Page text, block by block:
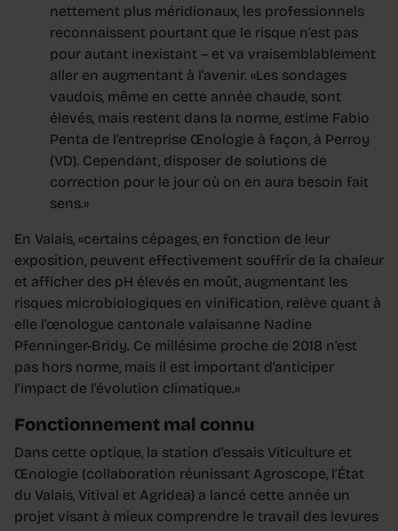
nettement plus méridionaux, les professionnels
reconnaissent pourtant que le risque n’est pas
pour autant inexistant – et va vraisemblablement
aller en augmentant à l’avenir. «Les sondages
vaudois, même en cette année chaude, sont
élevés, mais restent dans la norme, estime Fabio
Penta de l’entreprise Œnologie à façon, à Perroy
(VD). Cependant, disposer de solutions de
correction pour le jour où on en aura besoin fait
sens.»
En Valais, «certains cépages, en fonction de leur
exposition, peuvent effectivement souffrir de la chaleur
et afficher des pH élevés en moût, augmentant les
risques microbiologiques en vinification, relève quant à
elle l’œnologue cantonale valaisanne Nadine
Pfenninger-Bridy. Ce millésime proche de 2018 n’est
pas hors norme, mais il est important d’anticiper
l’impact de l’évolution climatique.»
Fonctionnement mal connu
Dans cette optique, la station d’essais Viticulture et
Œnologie (collaboration réunissant Agroscope, l’État
du Valais, Vitival et Agridea) a lancé cette année un
projet visant à mieux comprendre le travail des levures